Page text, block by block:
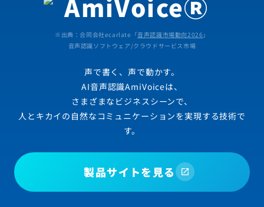
※出典：合同会社ecarlate「音声認識市場動向2026 」
音声認識ソフトウェア/クラウドサービス市場
声で書く、声で動かす。
AI音声認識AmiVoiceは、
さまざまなビジネスシーンで、
人とキカイの自然なコミュニケーションを実現する技術で
す。
製品サイトを見る